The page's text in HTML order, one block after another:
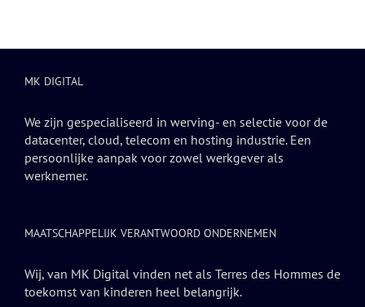
MK DIGITAL
We zijn gespecialiseerd in werving- en selectie voor de
datacenter, cloud, telecom en hosting industrie. Een
persoonlijke aanpak voor zowel werkgever als
werknemer.
MAATSCHAPPELIJK VERANTWOORD ONDERNEMEN
Wij, van MK Digital vinden net als Terres des Hommes de
toekomst van kinderen heel belangrijk.